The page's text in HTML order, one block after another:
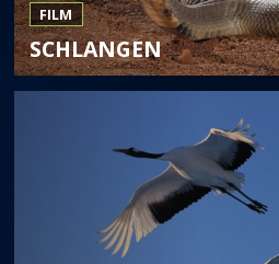
FILM
SCHLANGEN